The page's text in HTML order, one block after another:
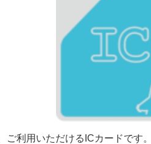
ご利用いただけるICカードです。